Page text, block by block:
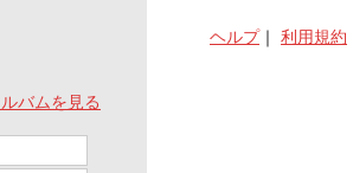
バムを見る
ヘルプ｜ 利用規約